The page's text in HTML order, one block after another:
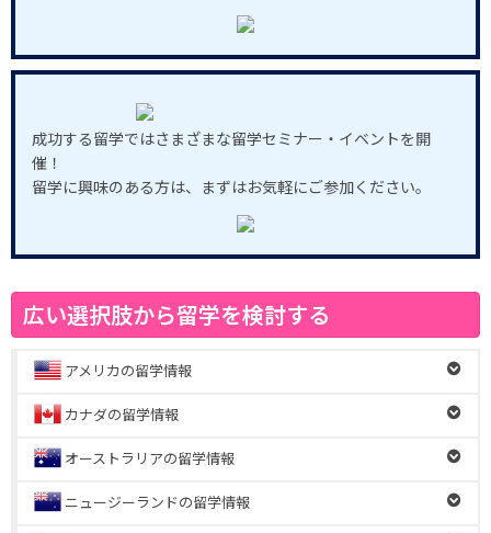
成功する留学ではさまざまな留学セミナー・イベントを開
催！
留学に興味のある方は、まずはお気軽にご参加ください。
広い選択肢から留学を検討する
アメリカの留学情報
カナダの留学情報
オーストラリアの留学情報
ニュージーランドの留学情報